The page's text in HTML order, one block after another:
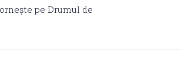
pe Drumul de